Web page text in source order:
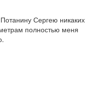
Сергею никаких
полностью меня